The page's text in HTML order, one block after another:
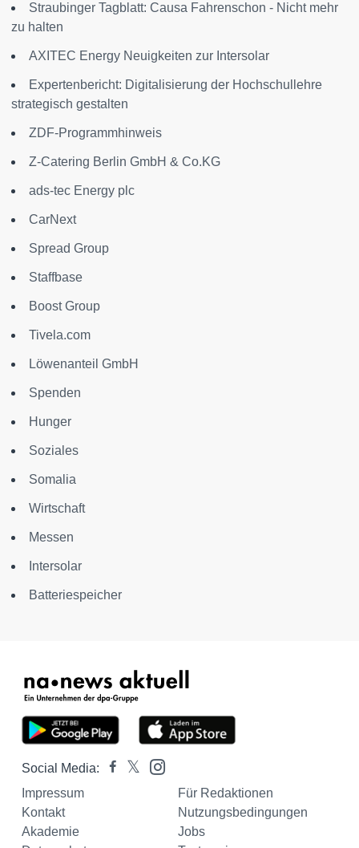
Straubinger Tagblatt: Causa Fahrenschon - Nicht mehr
zu halten
AXITEC Energy Neuigkeiten zur Intersolar
Expertenbericht: Digitalisierung der Hochschullehre
strategisch gestalten
ZDF-Programmhinweis
Z-Catering Berlin GmbH & Co.KG
ads-tec Energy plc
CarNext
Spread Group
Staffbase
Boost Group
Tivela.com
Löwenanteil GmbH
Spenden
Hunger
Soziales
Somalia
Wirtschaft
Messen
Intersolar
Batteriespeicher
Social Media:
Impressum
Für Redaktionen
Kontakt
Nutzungsbedingungen
Akademie
Jobs